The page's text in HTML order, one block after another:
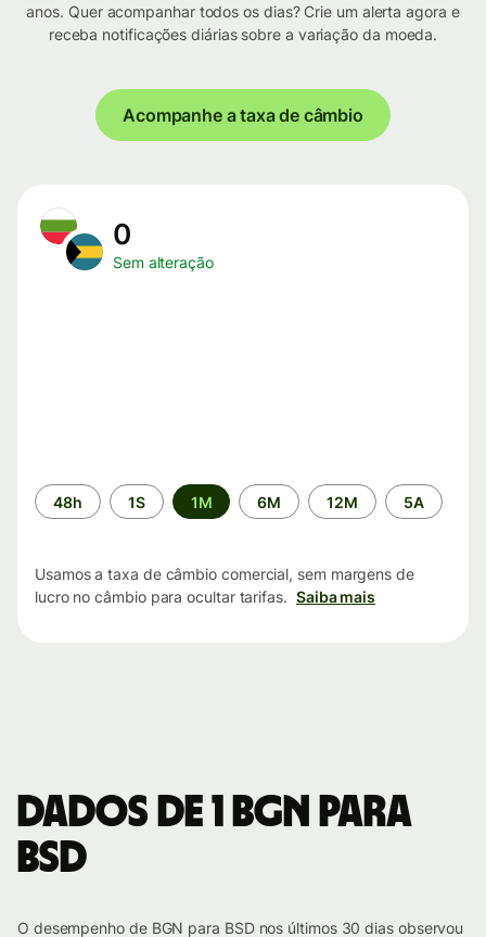
anos. Quer acompanhar todos os dias? Crie um alerta agora e
receba notificações diárias sobre a variação da moeda.
Acompanhe a taxa de câmbio
0
Sem alteração
Período
de
48h 1S 1M 6M 12M 5A
Usamos a taxa de câmbio comercial, sem margens de
lucro no câmbio para ocultar tarifas. Saiba mais
Dados de 1 BGN para
BSD
O desempenho de BGN para BSD nos últimos 30 dias observou